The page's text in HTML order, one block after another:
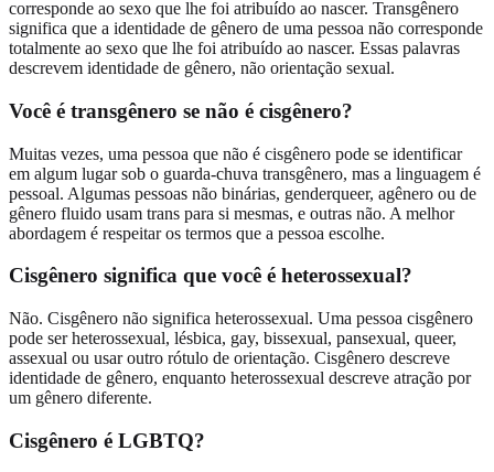
corresponde ao sexo que lhe foi atribuído ao nascer. Transgênero
significa que a identidade de gênero de uma pessoa não corresponde
totalmente ao sexo que lhe foi atribuído ao nascer. Essas palavras
descrevem identidade de gênero, não orientação sexual.
Você é transgênero se não é cisgênero?
Muitas vezes, uma pessoa que não é cisgênero pode se identificar
em algum lugar sob o guarda-chuva transgênero, mas a linguagem é
pessoal. Algumas pessoas não binárias, genderqueer, agênero ou de
gênero fluido usam trans para si mesmas, e outras não. A melhor
abordagem é respeitar os termos que a pessoa escolhe.
Cisgênero significa que você é heterossexual?
Não. Cisgênero não significa heterossexual. Uma pessoa cisgênero
pode ser heterossexual, lésbica, gay, bissexual, pansexual, queer,
assexual ou usar outro rótulo de orientação. Cisgênero descreve
identidade de gênero, enquanto heterossexual descreve atração por
um gênero diferente.
Cisgênero é LGBTQ?